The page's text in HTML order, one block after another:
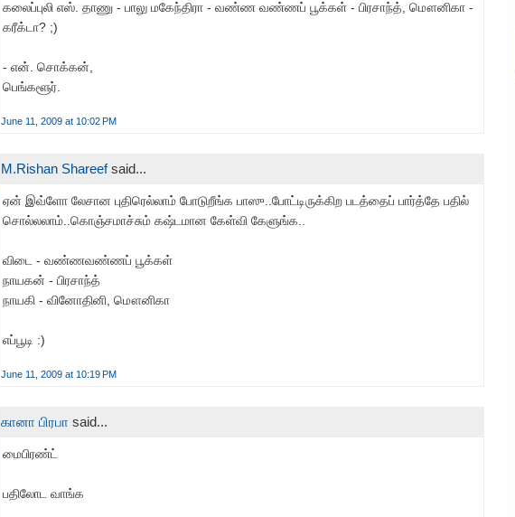
கலைப்புலி எஸ். தாணு - பாலு மகேந்திரா - வண்ண வண்ணப் பூக்கள் - பிரசாந்த், மௌனிகா -
கரீக்டா? ;)
- என். சொக்கன்,
பெங்களூர்.
June 11, 2009 at 10:02 PM
M.Rishan Shareefsaid...
ஏன் இவ்ளோ லேசான புதிரெல்லாம் போடுறீங்க பாஸு..போட்டிருக்கிற படத்தைப் பார்த்தே பதில்
சொல்லலாம்..கொஞ்சமாச்சும் கஷ்டமான கேள்வி கேளுங்க..
விடை - வண்ணவண்ணப் பூக்கள்
நாயகன் - பிரசாந்த்
நாயகி - வினோதினி, மௌனிகா
எப்பூடி :)
June 11, 2009 at 10:19 PM
கானா பிரபா said...
மைபிரண்ட்
பதிலோட வாங்க